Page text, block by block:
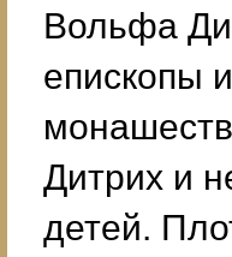
Вольфа
епископы
Дитрих и
детей.